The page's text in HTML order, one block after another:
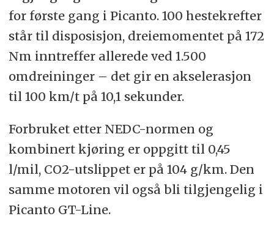
for første gang i Picanto. 100 hestekrefter
står til disposisjon, dreiemomentet på 172
Nm inntreffer allerede ved 1.500
omdreininger – det gir en akselerasjon
til 100 km/t på 10,1 sekunder.
Forbruket etter NEDC-normen og
kombinert kjøring er oppgitt til 0,45
l/mil, CO2-utslippet er på 104 g/km. Den
samme motoren vil også bli tilgjengelig i
Picanto GT-Line.